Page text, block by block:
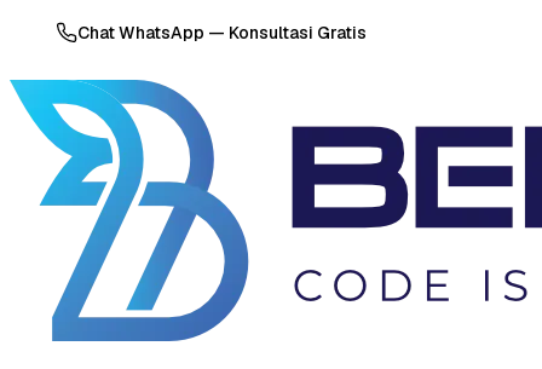
Chat WhatsApp — Konsultasi Gratis